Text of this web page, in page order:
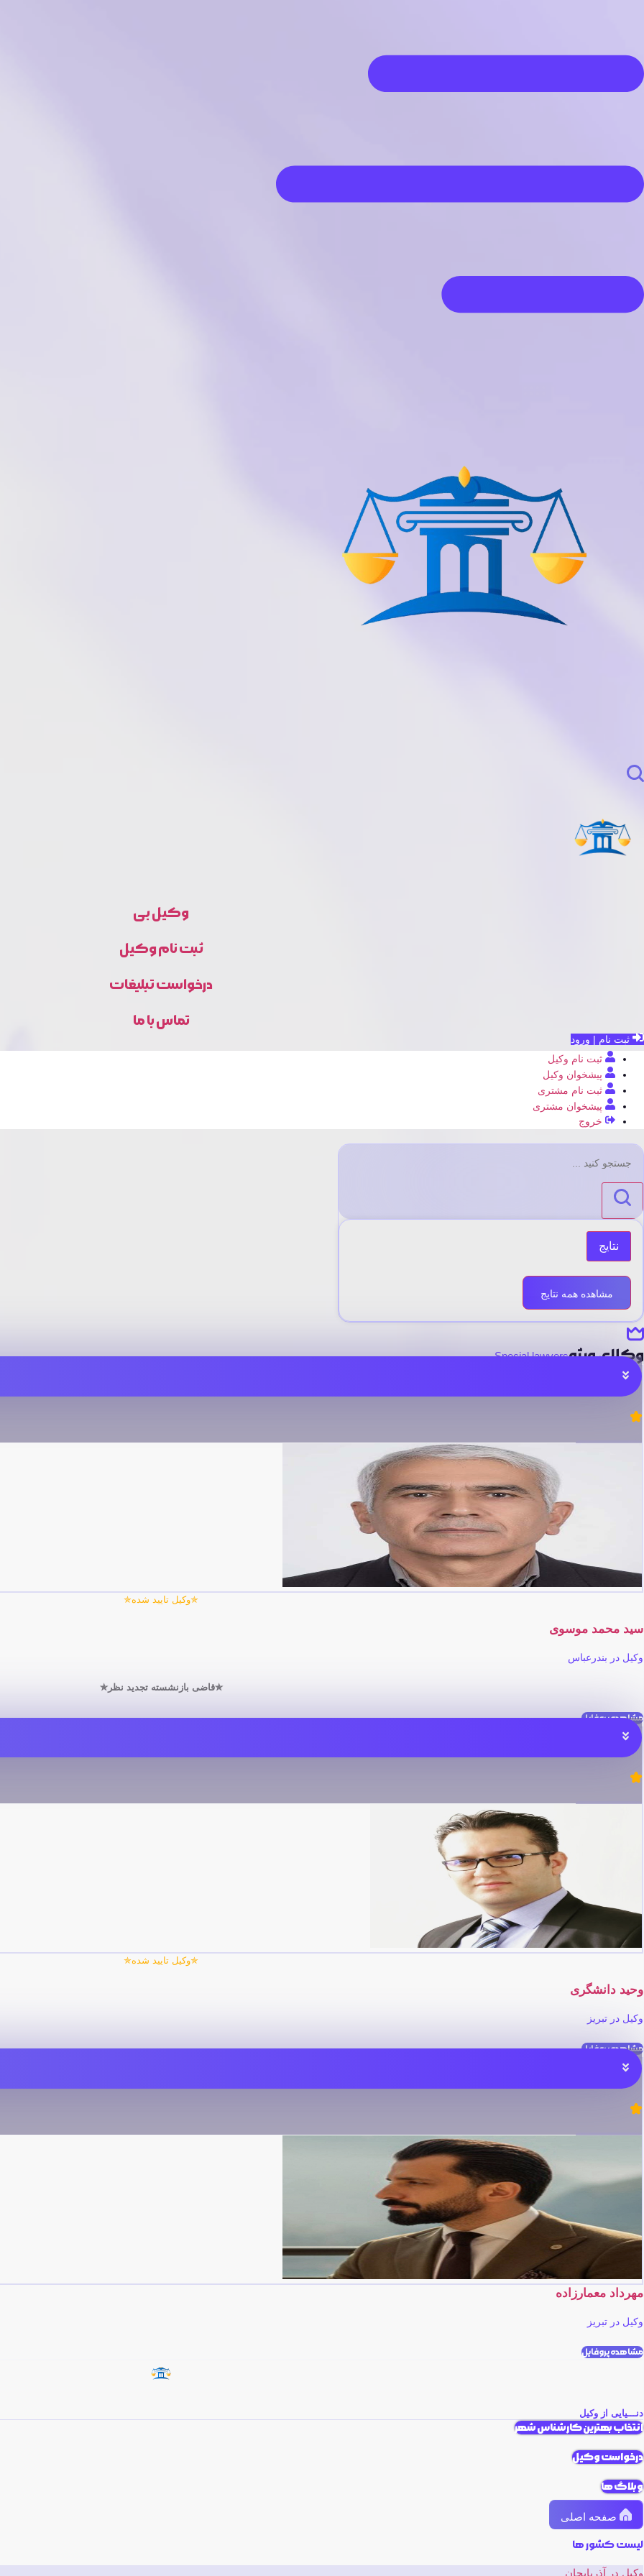
وکیل بی
ثبت نام وکیل
درخواست تبلیغات
تماس با ما
ثبت نام | ورود
ثبت نام وکیل
پیشخوان وکیل
ثبت نام مشتری
پیشخوان مشتری
خروج
جستجو
نتایج
مشاهده همه نتایج
وکلای ویژهSpecial lawyers
✯وکیل تایید شده✯
سید محمد موسوی
وکیل در بندرعباس
✯قاضی بازنشسته تجدید نظر✯
مشاهده پروفایل
✯وکیل تایید شده✯
وحید دانشگری
وکیل در تبریز
مشاهده پروفایل
مهرداد معمارزاده
وکیل در تبریز
مشاهده پروفایل
دنـــیایی از وکیل
انتخاب بهترین کارشناس شهر
درخواست وکیل
وبلاگ ها
صفحه اصلی
لیست کشور ها
وکیل در آذربایجان